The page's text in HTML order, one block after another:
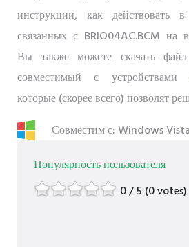
инструкции, как действовать
связанных с BRIO04AC.BCM на
Вы также можете скачать файл
совместимый с
которые (скорее всего) позволят
Совместим с: Windows Vista
Популярность пользователя
0 / 5 (0 votes)